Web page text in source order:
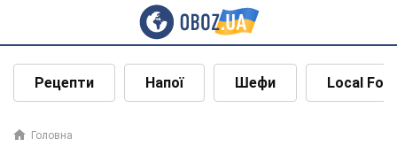
Рецепти Напої Шефи Local
Головна